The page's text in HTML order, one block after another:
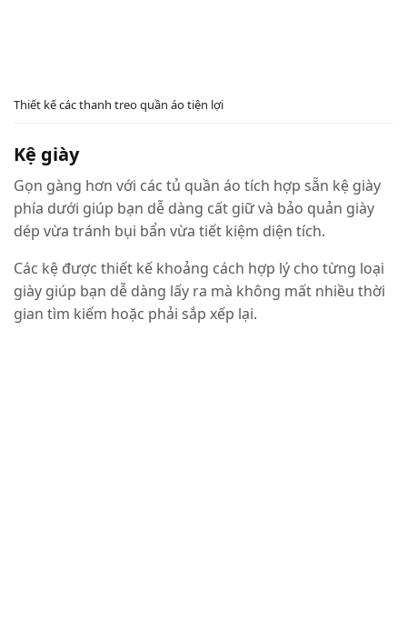
Thiết kế các thanh treo quần áo tiện lợi
Kệ giày
Gọn gàng hơn với các tủ quần áo tích hợp sẵn kệ giày
phía dưới giúp bạn dễ dàng cất giữ và bảo quản giày
dép vừa tránh bụi bẩn vừa tiết kiệm diện tích.
Các kệ được thiết kế khoảng cách hợp lý cho từng loại
giày giúp bạn dễ dàng lấy ra mà không mất nhiều thời
gian tìm kiếm hoặc phải sắp xếp lại.